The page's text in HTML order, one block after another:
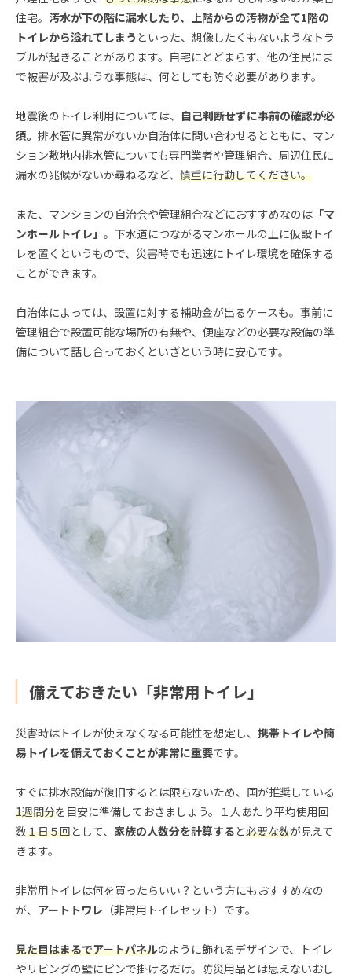
住宅。 汚水が下の階に漏水したり、上階からの汚物が全て1階の
トイレから溢れてしまう といった、想像したくもないようなトラ
ブルが起きることがあります。自宅にとどまらず、他の住民にま
で被害が及ぶような事態は、何としても防ぐ必要があります。
地震後のトイレ利用については、 自己判断せずに事前の確認が必
須。 排水管に異常がないか自治体に問い合わせるとともに、マン
ション敷地内排水管についても専門業者や管理組合、周辺住民に
漏水の兆候がないか尋ねるなど、 慎重に行動してください。
また、マンションの自治会や管理組合などにおすすめなのは 「マ
ンホールトイレ」 。下水道につながるマンホールの上に仮設トイ
レを置くというもので、災害時でも迅速にトイレ環境を確保する
ことができます。
自治体によっては、設置に対する補助金が出るケースも。事前に
管理組合で設置可能な場所の有無や、便座などの必要な設備の準
備について話し合っておくといざという時に安心です。
備えておきたい「非常用トイレ」
災害時はトイレが使えなくなる可能性を想定し、 携帯トイレや簡
易トイレを備えておくことが非常に重要です。
すぐに排水設備が復旧するとは限らないため、国が推奨している
1週間分を目安に準備しておきましょう。１人あたり平均使用回
数１日５回として、 家族の人数分を計算する と必要な数が見えて
きます。
非常用トイレは何を買ったらいい？という方にもおすすめなの
が、 アートトワレ （非常用トイレセット）です。
見た目はまるでアートパネルのように飾れるデザインで、トイレ
やリビングの壁にピンで掛けるだけ。防災用品とは思えないおし